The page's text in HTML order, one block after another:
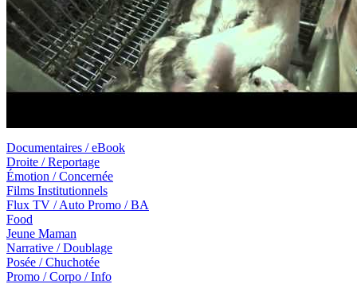
Documentaires / eBook
Droite / Reportage
Émotion / Concernée
Films Institutionnels
Flux TV / Auto Promo / BA
Food
Jeune Maman
Narrative / Doublage
Posée / Chuchotée
Promo / Corpo / Info